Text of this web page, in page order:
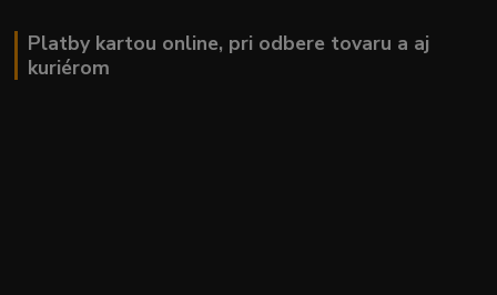
Platby kartou online, pri odbere tovaru a aj
kuriérom